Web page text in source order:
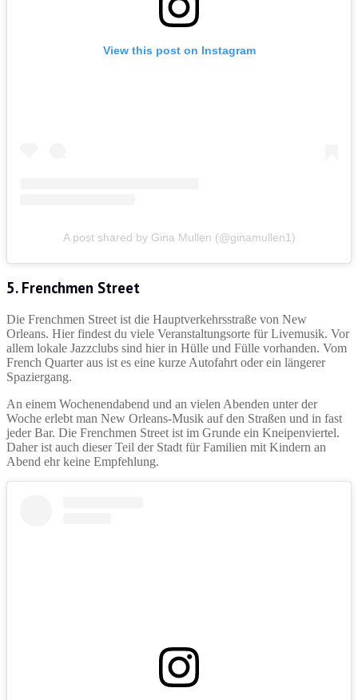
View this post on Instagram
A post shared by Gina Mullen (@ginamullen1)
5. Frenchmen Street
Die Frenchmen Street ist die Hauptverkehrsstraße von New
Orleans. Hier findest du viele Veranstaltungsorte für Livemusik. Vor
allem lokale Jazzclubs sind hier in Hülle und Fülle vorhanden. Vom
French Quarter aus ist es eine kurze Autofahrt oder ein längerer
Spaziergang.
An einem Wochenendabend und an vielen Abenden unter der
Woche erlebt man New Orleans-Musik auf den Straßen und in fast
jeder Bar. Die Frenchmen Street ist im Grunde ein Kneipenviertel.
Daher ist auch dieser Teil der Stadt für Familien mit Kindern an
Abend ehr keine Empfehlung.